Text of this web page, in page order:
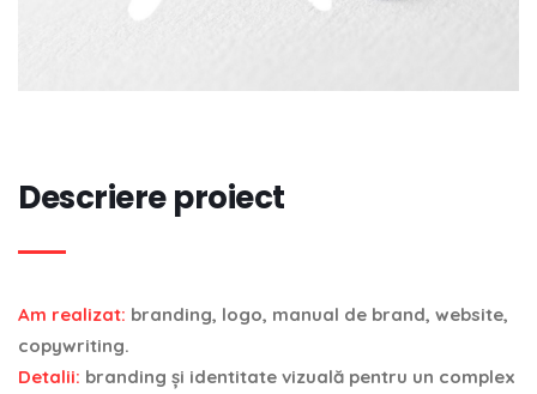
Descriere proiect
Am realizat: branding, logo, manual de brand, website,
copywriting.
Detalii: branding şi identitate vizuală pentru un complex